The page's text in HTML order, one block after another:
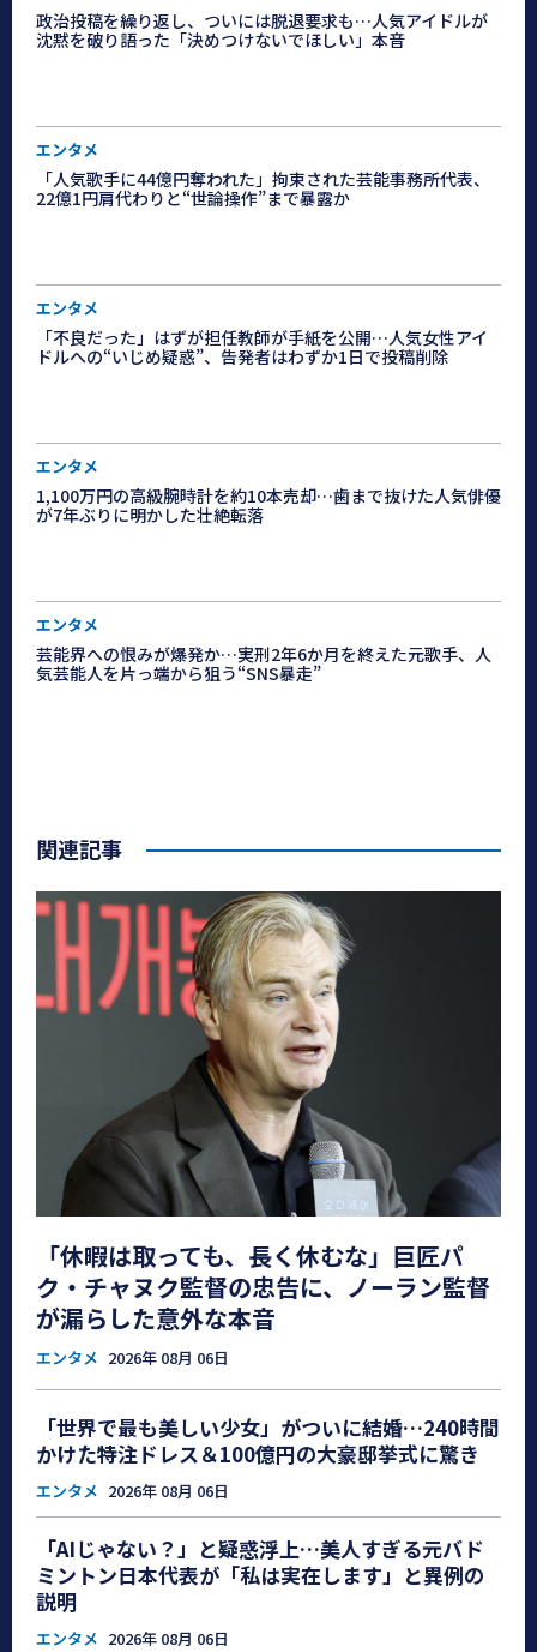
政治投稿を繰り返し、ついには脱退要求も…人気アイドルが
沈黙を破り語った「決めつけないでほしい」本音
エンタメ
「人気歌手に44億円奪われた」拘束された芸能事務所代表、
22億1円肩代わりと“世論操作”まで暴露か
エンタメ
「不良だった」はずが担任教師が手紙を公開…人気女性アイ
ドルへの“いじめ疑惑”、告発者はわずか1日で投稿削除
エンタメ
1,100万円の高級腕時計を約10本売却…歯まで抜けた人気俳優
が7年ぶりに明かした壮絶転落
エンタメ
芸能界への恨みが爆発か…実刑2年6か月を終えた元歌手、人
気芸能人を片っ端から狙う“SNS暴走”
関連記事
「休暇は取っても、長く休むな」巨匠パ
ク・チャヌク監督の忠告に、ノーラン監督
が漏らした意外な本音
エンタメ 2026年 08月 06日
「世界で最も美しい少女」がついに結婚…240時間
かけた特注ドレス＆100億円の大豪邸挙式に驚き
エンタメ 2026年 08月 06日
「AIじゃない？」と疑惑浮上…美人すぎる元バド
ミントン日本代表が「私は実在します」と異例の
説明
エンタメ 2026年 08月 06日